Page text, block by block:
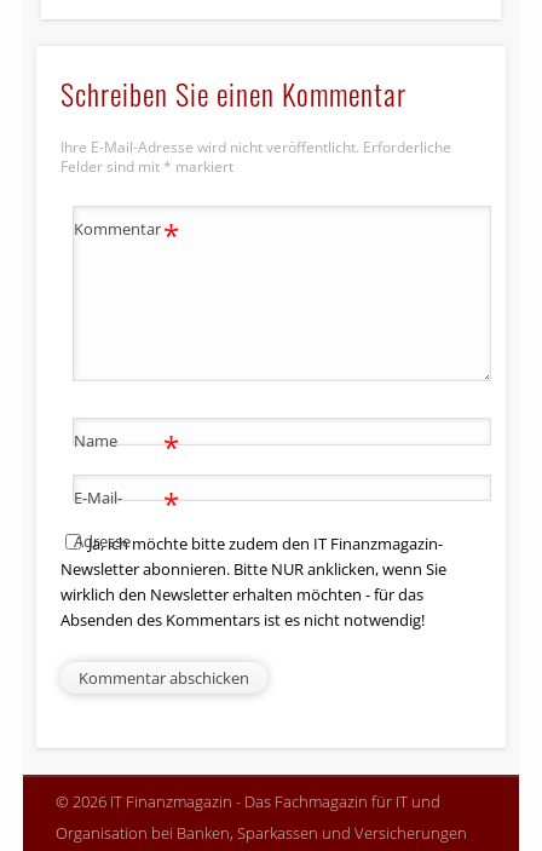
Schreiben Sie einen Kommentar
Ihre E-Mail-Adresse wird nicht veröffentlicht. Erforderliche
Felder sind mit * markiert
Kommentar*
Name *
E-Mail-
Adresse
*
Ja, ich möchte bitte zudem den IT Finanzmagazin-
Newsletter abonnieren. Bitte NUR anklicken, wenn Sie
wirklich den Newsletter erhalten möchten - für das
Absenden des Kommentars ist es nicht notwendig!
© 2026 IT Finanzmagazin - Das Fachmagazin für IT und
Organisation bei Banken, Sparkassen und Versicherungen